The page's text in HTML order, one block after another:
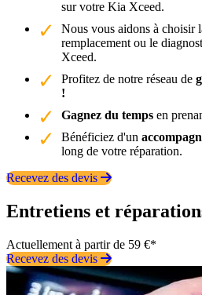
sur votre Kia Xceed.
Nous vous aidons à choisir
remplacement ou le
Xceed.
Profitez de notre réseau de
!
Gagnez du temps en
Bénéficiez d'un
long de votre réparation.
Recevez des devis
Entretiens et
Actuellement à partir de 59 €*
Recevez des devis